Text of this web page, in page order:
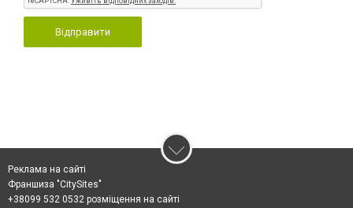
Відправити
Реклама на сайті
Франшиза "CitySites"
+38099 532 0532 розміщення на сайті